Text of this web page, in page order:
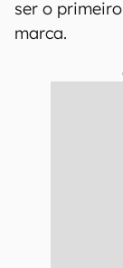
ser o
marca.